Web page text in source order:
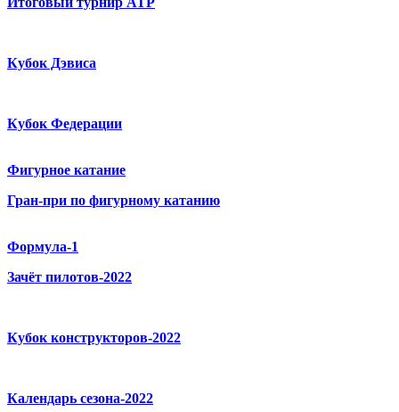
Кубок Дэвиса
Кубок Федерации
Фигурное катание
Гран-при по фигурному катанию
Формула-1
Зачёт пилотов-2022
Кубок конструкторов-2022
Календарь сезона-2022